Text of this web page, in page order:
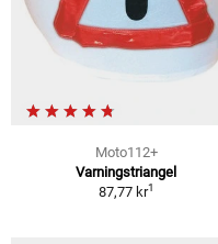
Moto112+
Varningstriangel
87,77 kr1